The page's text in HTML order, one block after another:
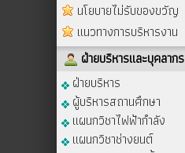
นโยบายไม่รับของขวัญ
แนวทางการบริหารงาน
ฝ่ายบริหารและบุคลากร
ฝ่ายบริหาร
ผู้บริหารสถานศึกษา
แผนกวิชาไฟฟ้ากำลัง
แผนกวิชาช่างยนต์